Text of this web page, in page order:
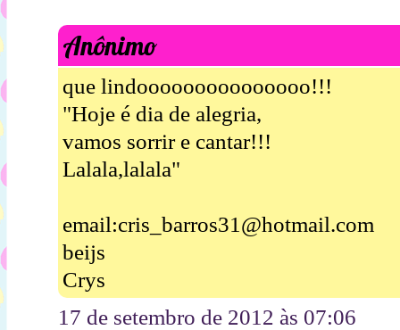
Anônimo
que lindooooooooooooooo!!!
"Hoje é dia de alegria,
vamos sorrir e cantar!!!
Lalala,lalala"
email:cris_barros31@hotmail.com
beijs
Crys
17 de setembro de 2012 às 07:06